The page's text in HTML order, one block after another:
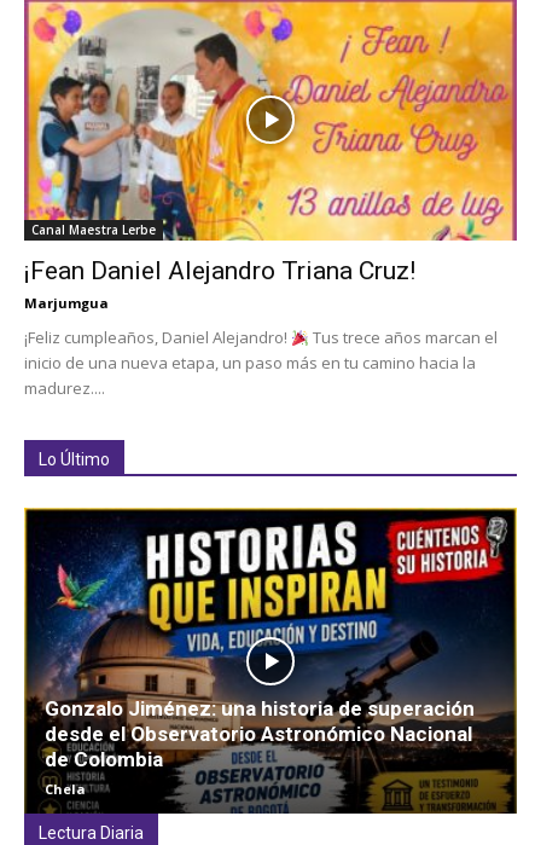
Canal Maestra Lerbe
¡Fean Daniel Alejandro Triana Cruz!
Marjumgua
¡Feliz cumpleaños, Daniel Alejandro!
Tus trece años marcan el
inicio de una nueva etapa, un paso más en tu camino hacia la
madurez....
Lo Último
Gonzalo Jiménez: una historia de superación
desde el Observatorio Astronómico Nacional
de Colombia
Chela
Lectura Diaria